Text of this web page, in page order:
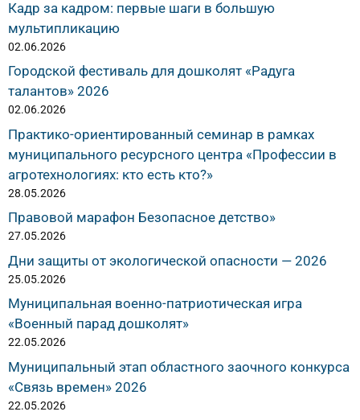
Кадр за кадром: первые шаги в большую
мультипликацию
02.06.2026
Городской фестиваль для дошколят «Радуга
талантов» 2026
02.06.2026
Практико-ориентированный семинар в рамках
муниципального ресурсного центра «Профессии в
агротехнологиях: кто есть кто?»
28.05.2026
Правовой марафон Безопасное детство»
27.05.2026
Дни защиты от экологической опасности — 2026
25.05.2026
Муниципальная военно-патриотическая игра
«Военный парад дошколят»
22.05.2026
Муниципальный этап областного заочного конкурса
«Связь времен» 2026
22.05.2026